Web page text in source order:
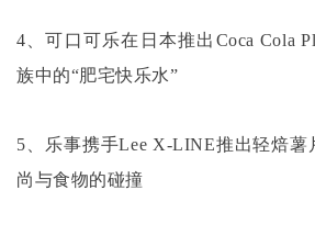
4、可口可乐在日本推出Coca Cola
族中的“肥宅快乐水”
5、乐事携手Lee X-LINE推出轻焙薯
尚与食物的碰撞